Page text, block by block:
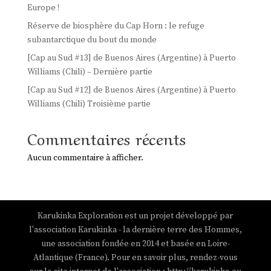
Europe !
Réserve de biosphère du Cap Horn : le refuge
subantarctique du bout du monde
[Cap au Sud #13] de Buenos Aires (Argentine) à Puerto
Williams (Chili) – Dernière partie
[Cap au Sud #12] de Buenos Aires (Argentine) à Puerto
Williams (Chili) Troisième partie
Commentaires récents
Aucun commentaire à afficher.
Karukinka Exploration est un projet développé par
l'association Karukinka - la dernière terre des Hommes,
une association fondée en 2014 et basée en Loire-
Atlantique (France). Pour en savoir plus, rendez-vous